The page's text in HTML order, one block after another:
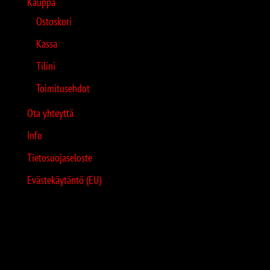
Ostoskori
Kassa
Tilini
Toimitusehdot
Ota yhteyttä
Info
Tietosuojaseloste
Evästekäytäntö (EU)